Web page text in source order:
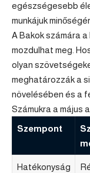
egészségesebb
munkájuk
A Bakok számára
mozdulhat meg.
olyan
meghatározzák a
növelésében és a
Számukra a május
Szempont
Hatékonyság